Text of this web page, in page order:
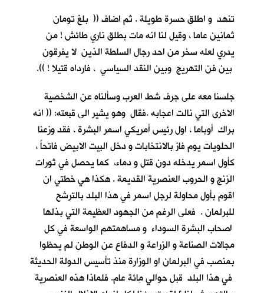
تنهد و اطلق حسرة طويلة . ثم اضاف (( بلغ تومان
ثمانين عاما ، وقيل لنا انه مات بطلق ناري طائش ! من
يدري لعله سخر من احد رجال السلطة الذين لا يفرقون
بين فن التهريج وبين النقد السياسي ، فارداه قتيلا ! )).
جلسنا معه على جرف شط العرب وسألناه عن الشخصية
الاخرى التي نالت اعجابه .فقال وهو يشير الى قبعته: (( انه
براك أوباما ، اول رئيس أمريكي اسمر البشرة ، فقد وزعنا
الحلويات يوم فاز بالانتخابات و دخل البيت الابيض فاتحاً ،
كأول اسمر يدخله دون قتل و دماء، كما يحصل في ثورات
الزنج و الحروب العنصرية القديمة . هكذا هي خطتي ان
اقوم بأول محاولة لرجل اسمر في هذا البلد بالترشح
للبرلمان . فعلى الرغم من الجهود العظيمة التي بذلها
اصحاب البشرة السوداء و مساهمتهم الواسعة في كل
مجالات الصناعة و الزراعة و الدفاع عن الوطن لم يحظوا
بمنصب في البرلمان او الوزارة منذ تأسيس الدولة الحديثة
في هذا البلد قبل حوالي مِائة عام. فلماذا هذه العنصرية